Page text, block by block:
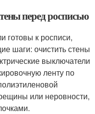
перед росписью
готовы к росписи,
шаги: очистить стены
выключатели
ленту по
или неровности,